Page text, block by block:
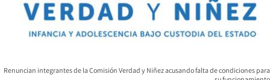
Renuncian integrantes de la Comisión Verdad y Niñez acusando falta de condiciones para